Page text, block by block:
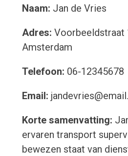
Naam: Jan de Vries
Adres: Voorbeeldstraat
Amsterdam
Telefoon: 06-12345678
Email:
Korte samenvatting:
ervaren transport
bewezen staat van